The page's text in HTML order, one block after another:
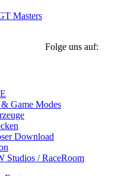
Masters
Folge uns auf:
& Game Modes
Download
Studios / RaceRoom